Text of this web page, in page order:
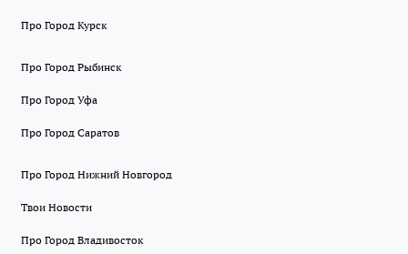
Про Город Курск
Про Город Рыбинск
Про Город Уфа
Про Город Саратов
Про Город Нижний Новгород
Твои Новости
Про Город Владивосток